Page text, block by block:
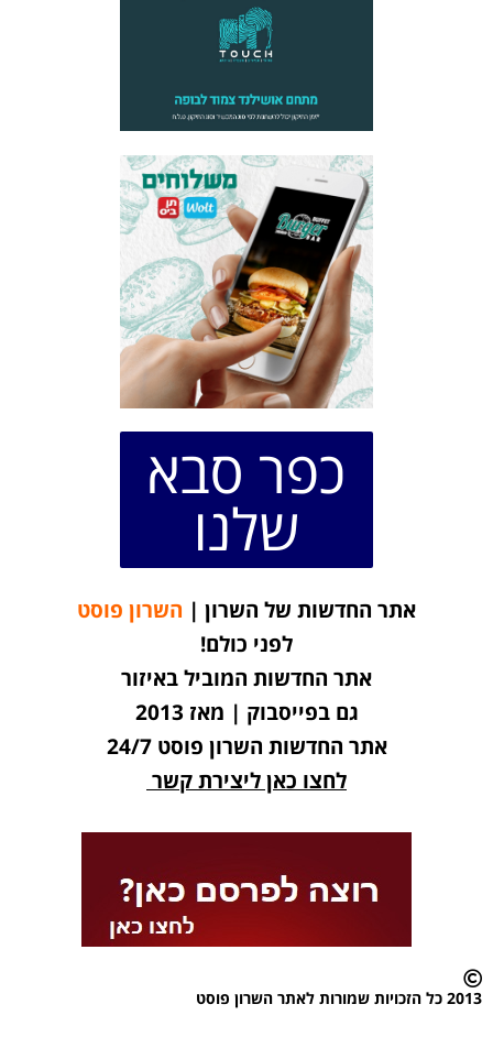
כפר סבא
שלנו
אתר החדשות של השרון | השרון פוסט
לפני כולם!
אתר החדשות המוביל באיזור
גם בפייסבוק | מאז 2013
אתר החדשות השרון פוסט 24/7
לחצו כאן ליצירת קשר
2013 כל הזכויות שמורות לאתר השרון פוסט